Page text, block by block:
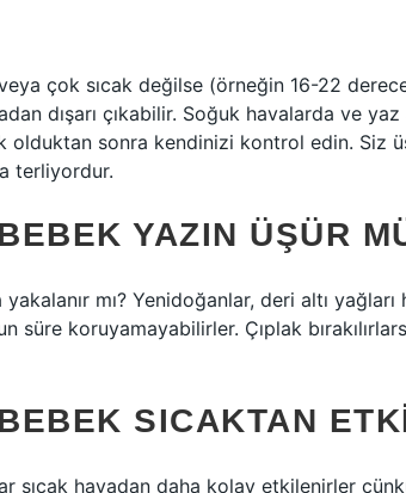
çok sıcak değilse (örneğin 16-22
dışarı çıkabilir. Soğuk havalarda ve yaz
olduktan sonra kendinizi kontrol edin. Siz
terliyordur.
YAZIN ÜŞÜR
yakalanır mı? Yenidoğanlar, deri altı
süre koruyamayabilirler. Çıplak
SICAKTAN
sıcak havadan daha kolay etkilenirler